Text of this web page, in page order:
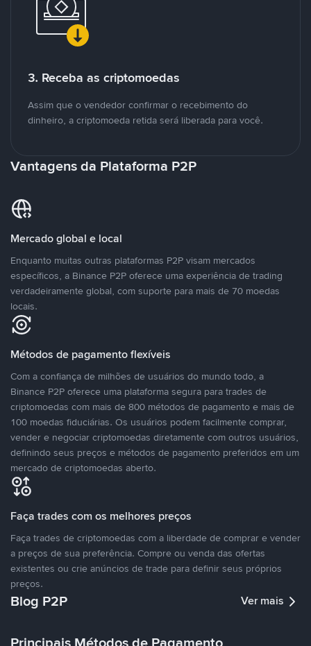
3. Receba as criptomoedas
Assim que o vendedor confirmar o recebimento do
dinheiro, a criptomoeda retida será liberada para você.
Vantagens da Plataforma P2P
Mercado global e local
Enquanto muitas outras plataformas P2P visam mercados
específicos, a Binance P2P oferece uma experiência de trading
verdadeiramente global, com suporte para mais de 70 moedas
locais.
Métodos de pagamento flexíveis
Com a confiança de milhões de usuários do mundo todo, a
Binance P2P oferece uma plataforma segura para trades de
criptomoedas com mais de 800 métodos de pagamento e mais de
100 moedas fiduciárias. Os usuários podem facilmente comprar,
vender e negociar criptomoedas diretamente com outros usuários,
definindo seus preços e métodos de pagamento preferidos em um
mercado de criptomoedas aberto.
Faça trades com os melhores preços
Faça trades de criptomoedas com a liberdade de comprar e vender
a preços de sua preferência. Compre ou venda das ofertas
existentes ou crie anúncios de trade para definir seus próprios
preços.
Blog P2P Ver mais